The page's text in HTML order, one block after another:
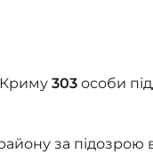
Криму 303 особи
за підозрою в